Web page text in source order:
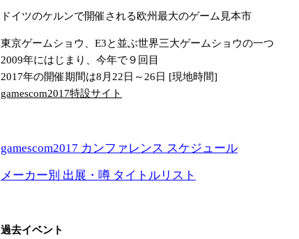
ドイツのケルンで開催される欧州最大のゲーム見本市
東京ゲームショウ、E3と並ぶ世界三大ゲームショウの一つ
2009年にはじまり、今年で９回目
2017年の開催期間は8月22日～26日 [現地時間]
gamescom2017特設サイト
gamescom2017 カンファレンス スケジュール
メーカー別 出展・噂 タイトルリスト
過去イベント